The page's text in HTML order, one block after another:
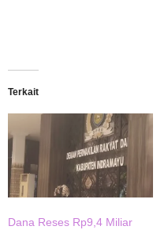
Terkait
Dana Reses Rp9,4 Miliar